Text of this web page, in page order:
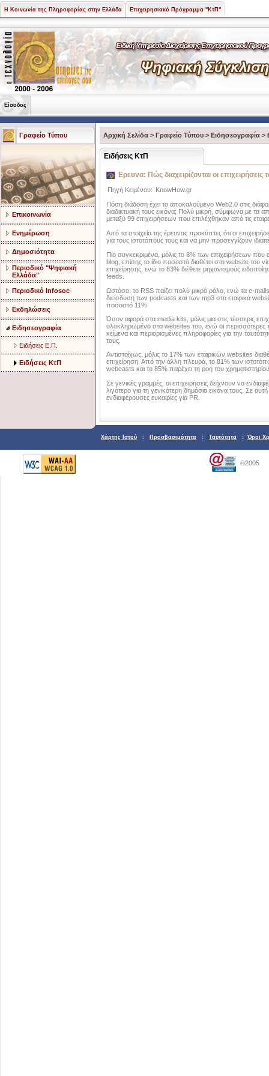
Η Κοινωνία της Πληροφορίας στην Ελλάδα Επιχειρησιακό Πρόγραμμα "ΚτΠ"
Είσοδος
Γραφείο Τύπου
Επικοινωνία
Ενημέρωση
Δημοσιότητα
Περιοδικό "Ψηφιακή
Ελλάδα"
Περιοδικό Infosoc
Εκδηλώσεις
Ειδησεογραφία
Ειδήσεις Ε.Π.
Ειδήσεις ΚτΠ
Αρχική Σελίδα > Γραφείο Τύπου > Ειδησεογραφία >
Ειδήσεις ΚτΠ
Ερευνα: Πώς διαχειρίζονται οι επιχειρήσεις
Πηγή Κειμένου: KnowHow.gr
Πόση διάδοση έχει το αποκαλούμενο Web2.0 στις
διαδικτυακή τους εικόνα; Πολύ μικρή, σύμφωνα με τα
μεταξύ 99 επιχειρήσεων που επιλέχθηκαν από τις
Από τα στοιχεία της έρευνας προκύπτει, ότι οι
για τους ιστοτόπους τους και να μην προσεγγίζουν
Πιο συγκεκριμένα, μόλις το 8% των επιχειρήσεων που
blog, επίσης το ίδιο ποσοστό διαθέτει στο website του
επιχείρησης, ενώ το 83% διέθετε μηχανισμούς
feeds.
Ωστόσο, το RSS παίζει πολύ μικρό ρόλο, ενώ τα e-
διείσδυση των podcasts και των mp3 στα εταιρικά
ποσοστό 11%.
Όσον αφορά στα media kits, μόλις μια στις τέσσερις
ολοκληρωμένο στα websites του, ενώ οι περισσότερες
κείμενα και περιορισμένες πληροφορίες για την
τους.
Αντιστοίχως, μόλις το 17% των εταιρικών websites
επιχείρηση. Από την άλλη πλευρά, το 81% των
webcasts και το 85% παρέχει τη ροή του
Σε γενικές γραμμές, οι επιχειρήσεις δείχνουν να
λιγότερο για τη γενικότερη δημόσια εικόνα τους. Σε
ενδιαφέρουσες ευκαιρίες για PR.
Χάρτης Ιστού : Προσβασιμότητα : Ταυτότητα : Όροι
©2005